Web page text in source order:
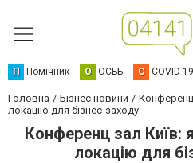
П Помічник О ОСББ C COVID-
Головна Бізнес новини
Конференц
локацію для бізнес-заходу
Конференц зал Київ:
локацію для